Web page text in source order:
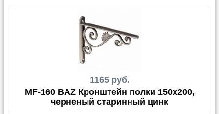
1165 руб.
MF-160 BAZ Кронштейн полки 150x200,
черненый старинный цинк